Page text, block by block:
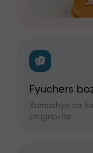
Fyuchers
Xomashyo va
prognozlar